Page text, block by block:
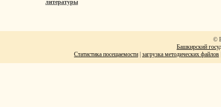
литературы
©
Башкирский
Статистика посещаемости загрузка методических файлов